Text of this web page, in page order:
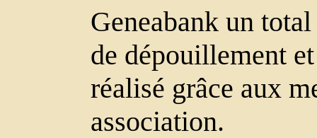
Geneabank un
de dépouillement
réalisé grâce aux
association.